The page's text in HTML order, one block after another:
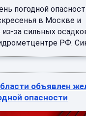
погодной
в Москве и
за сильных
РФ.
объявлен
опасности